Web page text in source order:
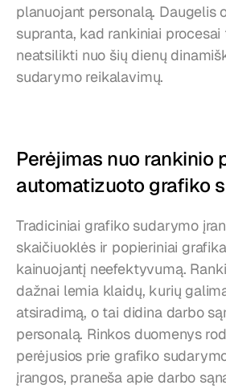
planuojant personalą. Daugelis
supranta, kad rankiniai
neatsilikti nuo šių dienų
sudarymo reikalavimų.
Perėjimas nuo rankinio
automatizuoto grafiko
Tradiciniai grafiko sudarymo
skaičiuoklės ir popieriniai
kainuojantį neefektyvumą.
dažnai lemia klaidų, kurių
atsiradimą, o tai didina darbo
personalą. Rinkos duomenys
perėjusios prie grafiko
įrangos, praneša apie darbo